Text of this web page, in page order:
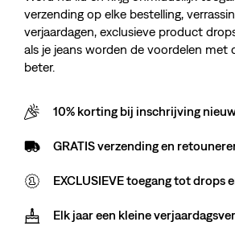
verzending op elke bestelling,
verjaardagen, exclusieve product
als je jeans worden de voordelen met
beter.
10% korting bij inschrijving
GRATIS verzending en
EXCLUSIEVE toegang tot drops
Elk jaar een kleine